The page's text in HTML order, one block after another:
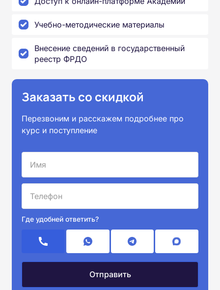
Учебно-методические материалы
Внесение сведений в государственный
реестр ФРДО
Заказать со скидкой
Перезвоним и расскажем подробнее про
курс и поступление
Где удобней ответить?